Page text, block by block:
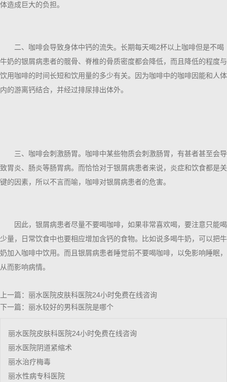
体造成巨大的负担。
二、咖啡会导致身体中钙的流失。长期每天喝2杯以上咖啡但是不喝
牛奶的银屑病患者的髋骨、脊椎的骨质密度都会降低，而且降低的程度与
饮用咖啡的时间长短和饮用量的多少有关。因为咖啡中的咖啡因能和人体
内的游离钙结合，并经过排尿排出体外。
三、咖啡会刺激肠胃。咖啡中某些物质会刺激肠胃，有甚者甚至会导
致胃炎、肠炎等肠胃病。而恰恰对于银屑病患者来说，炎症和饮食都是关
键的因素，所以不言而喻，咖啡对银屑病患者的危害。
因此，银屑病患者尽量不要喝咖啡，如果非常喜欢喝，要注意只能喝
少量，日常饮食中也要相应增加含钙的食物。比如说多喝牛奶，可以把牛
奶加入咖啡中饮用。而且银屑病患者睡觉前不要喝咖啡，以免影响睡眠，
从而影响病情。
上一篇： 丽水医院皮肤科医院24小时免费在线咨询
下一篇： 丽水较好的男科医院是哪个
丽水医院皮肤科医院24小时免费在线咨询
丽水医院阴道紧缩术
丽水治疗梅毒
丽水性病专科医院